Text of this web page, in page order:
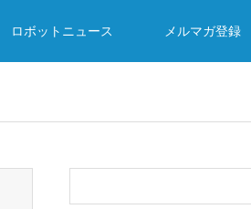
ロボットニュース メルマガ登録